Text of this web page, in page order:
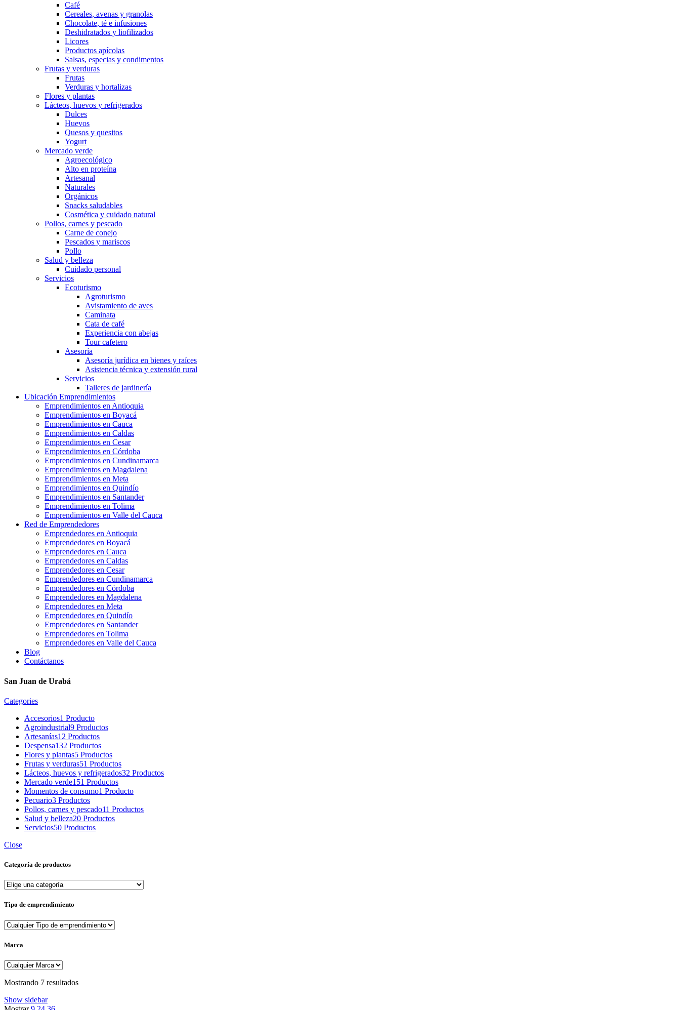
Café
Cereales, avenas y granolas
Chocolate, té e infusiones
Deshidratados y liofilizados
Licores
Productos apícolas
Salsas, especias y condimentos
Frutas y verduras
Frutas
Verduras y hortalizas
Flores y plantas
Lácteos, huevos y refrigerados
Dulces
Huevos
Quesos y quesitos
Yogurt
Mercado verde
Agroecológico
Alto en proteína
Artesanal
Naturales
Orgánicos
Snacks saludables
Cosmética y cuidado natural
Pollos, carnes y pescado
Carne de conejo
Pescados y mariscos
Pollo
Salud y belleza
Cuidado personal
Servicios
Ecoturismo
Agroturismo
Avistamiento de aves
Caminata
Cata de café
Experiencia con abejas
Tour cafetero
Asesoría
Asesoría jurídica en bienes y raíces
Asistencia técnica y extensión rural
Servicios
Talleres de jardinería
Ubicación Emprendimientos
Emprendimientos en Antioquia
Emprendimientos en Boyacá
Emprendimientos en Cauca
Emprendimientos en Caldas
Emprendimientos en Cesar
Emprendimientos en Córdoba
Emprendimientos en Cundinamarca
Emprendimientos en Magdalena
Emprendimientos en Meta
Emprendimientos en Quindío
Emprendimientos en Santander
Emprendimientos en Tolima
Emprendimientos en Valle del Cauca
Red de Emprendedores
Emprendedores en Antioquia
Emprendedores en Boyacá
Emprendedores en Cauca
Emprendedores en Caldas
Emprendedores en Cesar
Emprendedores en Cundinamarca
Emprendedores en Córdoba
Emprendedores en Magdalena
Emprendedores en Meta
Emprendedores en Quindío
Emprendedores en Santander
Emprendedores en Tolima
Emprendedores en Valle del Cauca
Blog
Contáctanos
San Juan de Urabá
Categories
Accesorios1 Producto
Agroindustrial9 Productos
Artesanías12 Productos
Despensa132 Productos
Flores y plantas5 Productos
Frutas y verduras51 Productos
Lácteos, huevos y refrigerados32 Productos
Mercado verde151 Productos
Momentos de consumo1 Producto
Pecuario3 Productos
Pollos, carnes y pescado11 Productos
Salud y belleza20 Productos
Servicios50 Productos
Close
Categoría de productos
Tipo de emprendimiento
Marca
Mostrando 7 resultadosSorted
Show sidebar